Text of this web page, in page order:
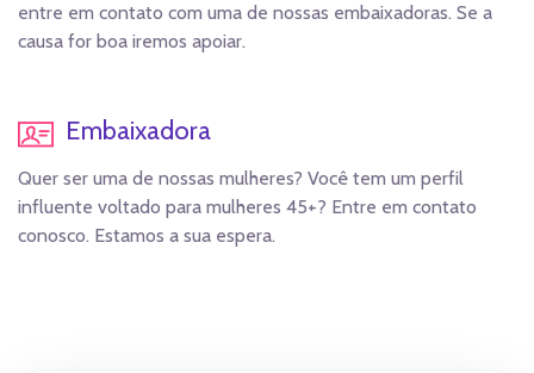
entre em contato com uma de nossas embaixadoras. Se a
causa for boa iremos apoiar.
Embaixadora
Quer ser uma de nossas mulheres? Você tem um perfil
influente voltado para mulheres 45+? Entre em contato
conosco. Estamos a sua espera.